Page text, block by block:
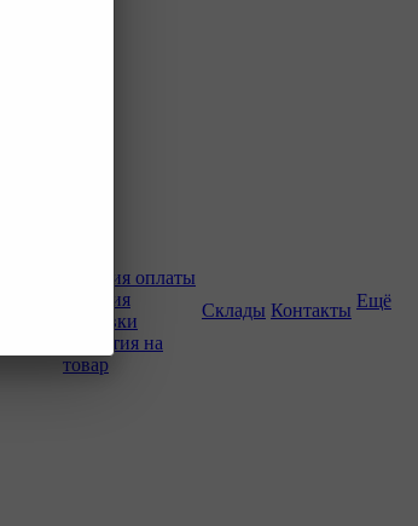
Условия оплаты
Условия
доставки
Гарантия на
товар
Склады Контакты Ещё